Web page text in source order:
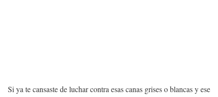
Si ya te cansaste de luchar contra esas canas grises o blancas y ese